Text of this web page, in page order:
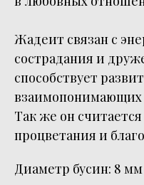
Жадеит связан с
сострадания и
способствует
взаимопонимающих
Так же он
процветания и
Диаметр бусин: 8 мм